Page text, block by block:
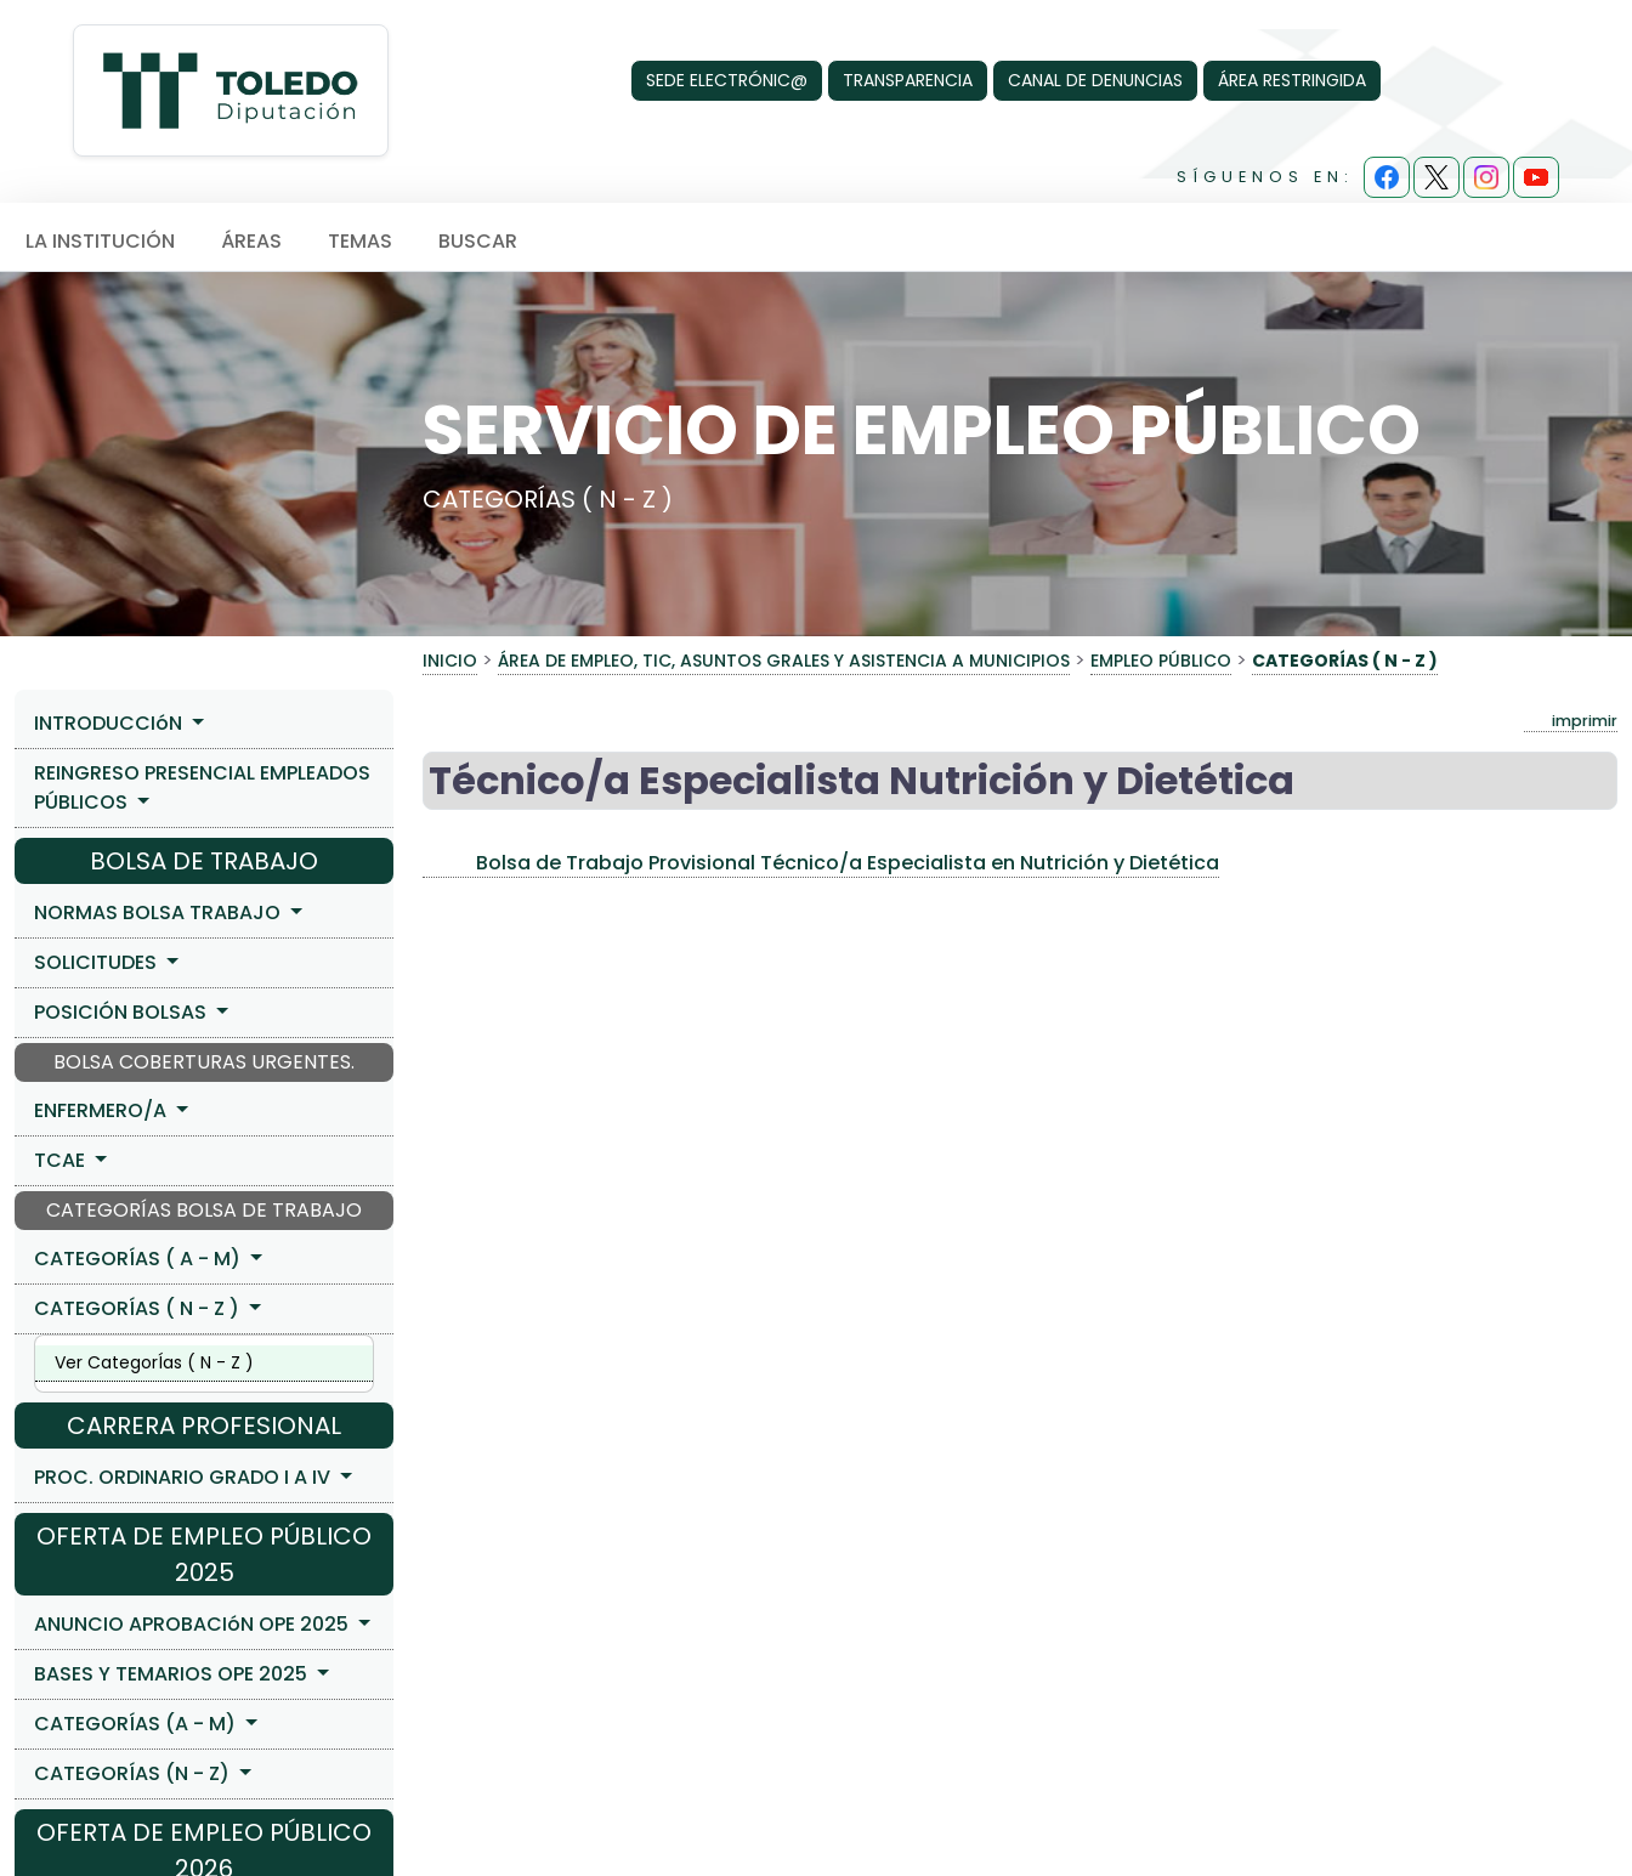
SEDE ELECTRÓNIC@ TRANSPARENCIA CANAL DE DENUNCIAS ÁREA RESTRINGIDA
SÍGUENOS EN:
LA INSTITUCIÓN ÁREAS TEMAS BUSCAR
SERVICIO DE EMPLEO PÚBLICO
CATEGORÍAS ( N - Z )
INICIO > ÁREA DE EMPLEO, TIC, ASUNTOS GRALES Y ASISTENCIA A MUNICIPIOS > EMPLEO PÚBLICO > CATEGORÍAS ( N - Z )
INTRODUCCIóN
REINGRESO PRESENCIAL EMPLEADOS
PÚBLICOS
BOLSA DE TRABAJO
NORMAS BOLSA TRABAJO
SOLICITUDES
POSICIÓN BOLSAS
BOLSA COBERTURAS URGENTES.
ENFERMERO/A
TCAE
CATEGORÍAS BOLSA DE TRABAJO
CATEGORÍAS ( A - M)
CATEGORÍAS ( N - Z )
Ver CategorÍas ( N - Z )
CARRERA PROFESIONAL
PROC. ORDINARIO GRADO I A IV
OFERTA DE EMPLEO PÚBLICO
2025
ANUNCIO APROBACIóN OPE 2025
BASES Y TEMARIOS OPE 2025
CATEGORÍAS (A - M)
CATEGORÍAS (N - Z)
OFERTA DE EMPLEO PÚBLICO
2026
imprimir
Técnico/a Especialista Nutrición y Dietética
Bolsa de Trabajo Provisional Técnico/a Especialista en Nutrición y Dietética